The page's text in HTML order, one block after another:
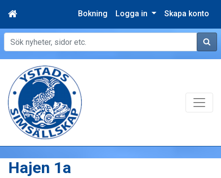
Bokning Logga in Skapa konto
Sök
Hajen 1a